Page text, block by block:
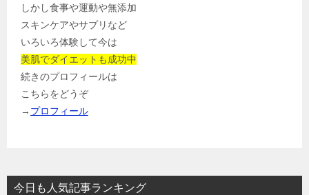
しかし食事や運動や無添加
スキンケアやサプリなど
いろいろ体験して今は
美肌でダイエットも成功中
続きのプロフィールは
こちらをどうぞ
→ プロフィール
今日も人気記事ランキング